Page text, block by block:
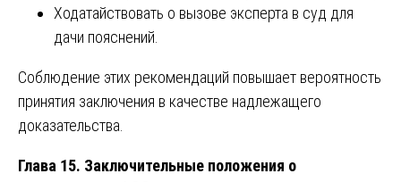
Ходатайствовать о вызове эксперта в суд для
дачи пояснений.
Соблюдение этих рекомендаций повышает вероятность
принятия заключения в качестве надлежащего
доказательства.
Глава 15. Заключительные положения о